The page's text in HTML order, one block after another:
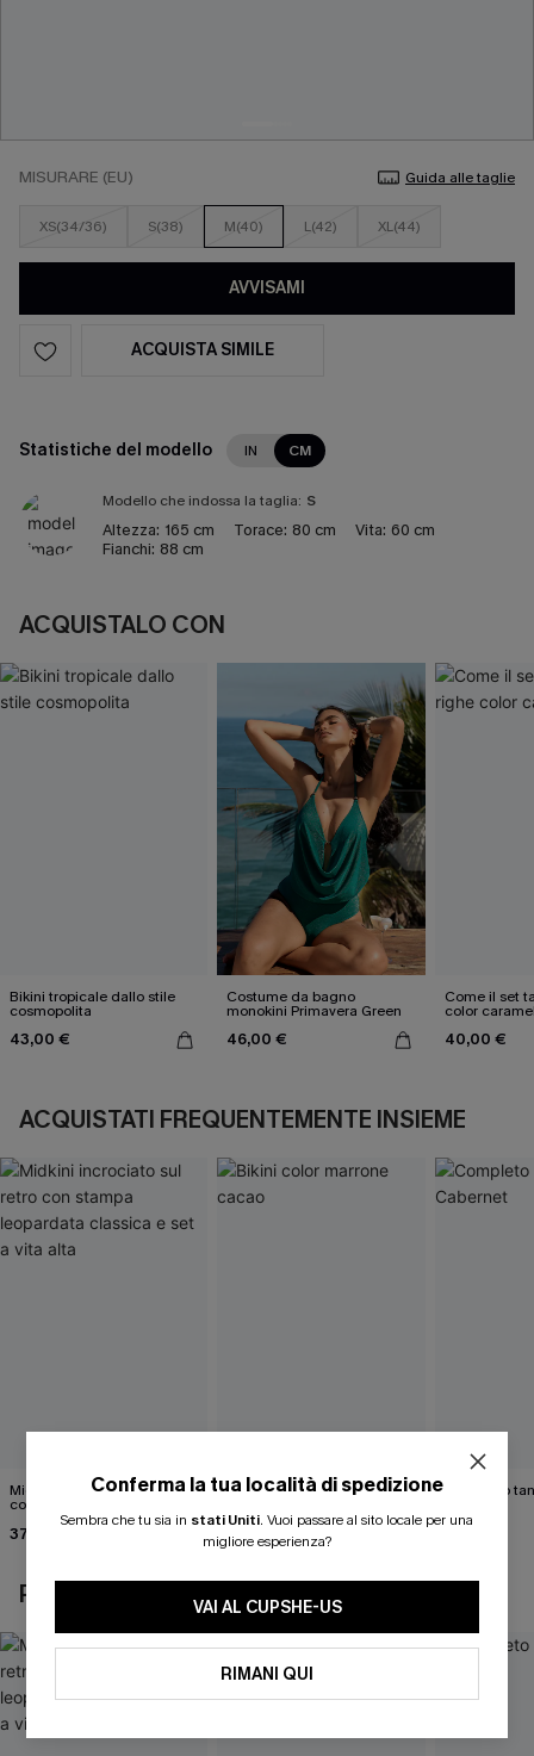
MISURARE (EU) Guida alle taglie
XS(34/36) S(38) M(40) L(42) XL(44)
AVVISAMI
ACQUISTA SIMILE
Statistiche del modello IN CM
Modello che indossa la taglia: S
Altezza: 165 cm Torace: 80 cm Vita: 60 cm
Fianchi: 88 cm
ACQUISTALO CON
Bikini tropicale dallo stile
cosmopolita
43,00 €
Costume da bagno
monokini Primavera Green
46,00 €
Come il set
color
40,00 €
ACQUISTATI FREQUENTEMENTE INSIEME
Midkini incrociato sul retro
con stampa leopardata
classica e set a vita alta
37,00 €
Bikini color marrone cacao
40,00 €
Completo
POTREBBE INTERESSARTI ANCHE
Conferma la tua località di spedizione
Sembra che tu sia in stati Uniti. Vuoi passare al sito locale per una
migliore esperienza?
VAI AL CUPSHE-US
RIMANI QUI